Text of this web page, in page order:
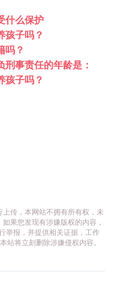
什么保护
孩子吗？
吗？
事责任的年龄是：
孩子吗？
传，本网站不拥有所有权，未
果您发现有涉嫌版权的内容，
举报，并提供相关证据，工作
站将立刻删除涉嫌侵权内容。